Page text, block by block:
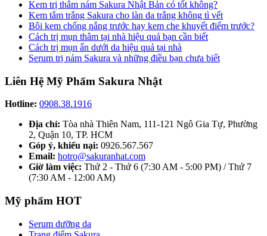
Kem trị thâm nám Sakura Nhật Bản có tốt không?
Kem tắm trắng Sakura cho làn da trắng không tì vết
Bôi kem chống nắng trước hay kem che khuyết điểm trước?
Cách trị mụn thâm tại nhà hiệu quả bạn cần biết
Cách trị mụn ẩn dưới da hiệu quả tại nhà
Serum trị nám Sakura và những điều bạn chưa biết
Liên Hệ Mỹ Phẩm Sakura Nhật
Hotline: 0908.38.1916
Địa chỉ: Tòa nhà Thiên Nam, 111-121 Ngô Gia Tự, Phường
2, Quận 10, TP. HCM
Góp ý, khiếu nại: 0926.567.567
Email: hotro@sakuranhat.com
Giờ làm việc: Thứ 2 - Thứ 6 (7:30 AM - 5:00 PM) / Thứ 7
(7:30 AM - 12:00 AM)
Mỹ phẩm HOT
Serum dưỡng da